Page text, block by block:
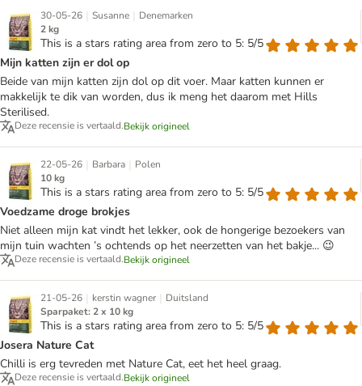
30-05-26 | Susanne | Denemarken
2 kg
This is a stars rating area from zero to 5: 5/5
Mijn katten zijn er dol op
Beide van mijn katten zijn dol op dit voer. Maar katten kunnen er
makkelijk te dik van worden, dus ik meng het daarom met Hills
Sterilised.
Deze recensie is vertaald.Bekijk origineel
22-05-26 | Barbara | Polen
10 kg
This is a stars rating area from zero to 5: 5/5
Voedzame droge brokjes
Niet alleen mijn kat vindt het lekker, ook de hongerige bezoekers van
mijn tuin wachten ’s ochtends op het neerzetten van het bakje... 😉
Deze recensie is vertaald.Bekijk origineel
21-05-26 | kerstin wagner | Duitsland
Sparpaket: 2 x 10 kg
This is a stars rating area from zero to 5: 5/5
Josera Nature Cat
Chilli is erg tevreden met Nature Cat, eet het heel graag.
Deze recensie is vertaald.Bekijk origineel